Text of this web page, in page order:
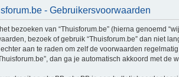
- Gebruikersvoorwaarden
bezoeken van “Thuisforum.be” (hierna genoemd
bezoek of gebruik “Thuisforum.be” dan niet
aan te raden om zelf de voorwaarden
dan ga je automatisch akkoord met de